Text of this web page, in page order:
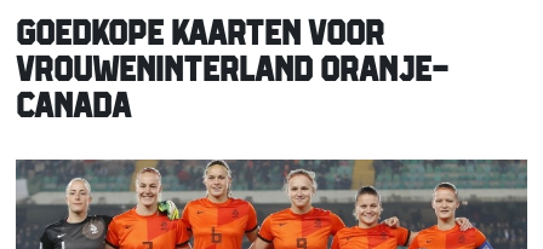
GOEDKOPE KAARTEN VOOR
VROUWENINTERLAND ORANJE-
CANADA